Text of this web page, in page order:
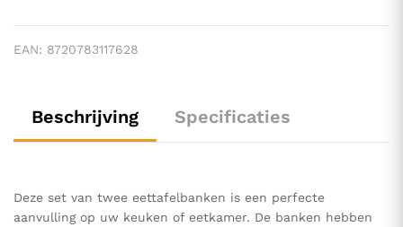
EAN: 8720783117628
Beschrijving Specificaties
Deze set van twee eettafelbanken is een perfecte
aanvulling op uw keuken of eetkamer. De banken hebben